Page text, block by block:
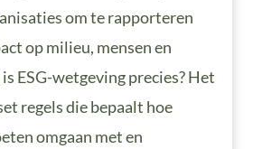
om te rapporteren
op milieu, mensen en
ESG-wetgeving precies? Het
regels die bepaalt hoe
omgaan met en